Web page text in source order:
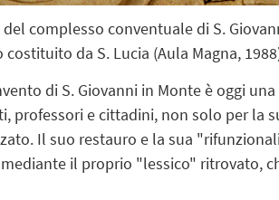
complesso conventuale di S.
da S. Lucia (Aula Magna,
di S. Giovanni in Monte è oggi
professori e cittadini, non solo per la
Il suo restauro e la sua
il proprio "lessico" ritrovato,